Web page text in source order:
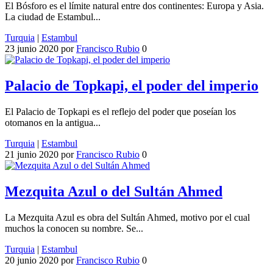
El Bósforo es el límite natural entre dos continentes: Europa y Asia.
La ciudad de Estambul...
Turquia | Estambul
23 junio 2020 porFrancisco Rubio 0
Palacio de Topkapi, el poder del imperio
El Palacio de Topkapi es el reflejo del poder que poseían los
otomanos en la antigua...
Turquia | Estambul
21 junio 2020 porFrancisco Rubio 0
Mezquita Azul o del Sultán Ahmed
La Mezquita Azul es obra del Sultán Ahmed, motivo por el cual
muchos la conocen su nombre. Se...
Turquia | Estambul
20 junio 2020 porFrancisco Rubio 0